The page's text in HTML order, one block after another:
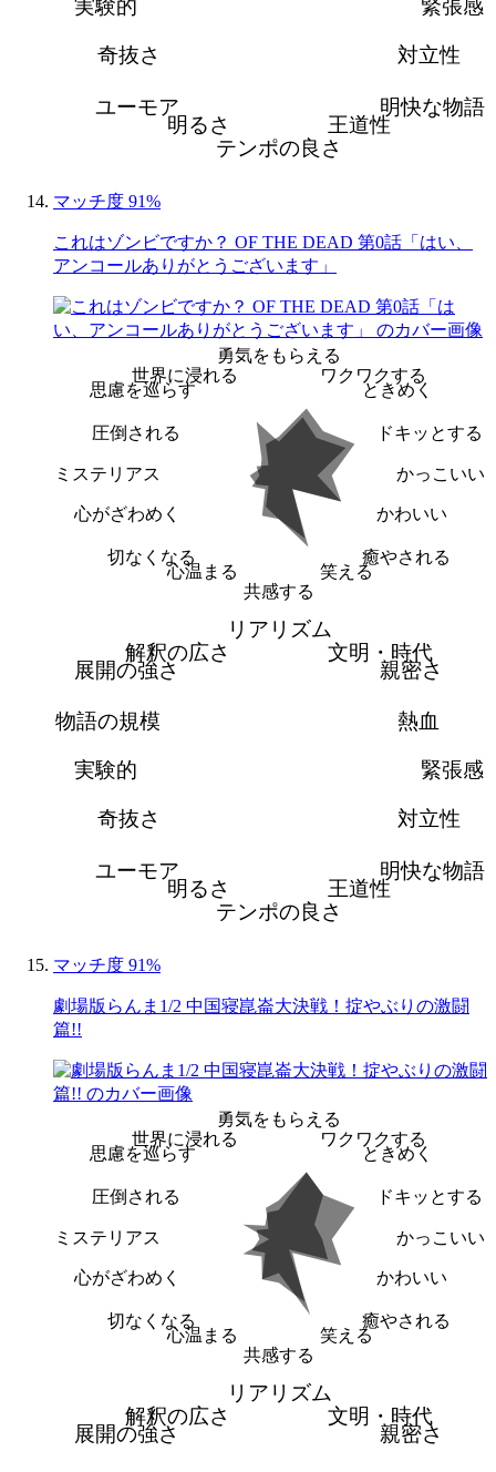
緊張感
対立性
明快な物語
王道性
テンポの良さ
明るさ
ユーモア
奇抜さ
実験的
マッチ度 91%
これはゾンビですか？ OF THE DEAD 第0話「はい、
アンコールありがとうございます」
勇気をもらえる
ワクワクする
ときめく
ドキッとする
かっこいい
かわいい
癒やされる
笑える
共感する
心温まる
切なくなる
心がざわめく
ミステリアス
圧倒される
思慮を巡らす
世界に浸れる
リアリズム
文明・時代
親密さ
熱血
緊張感
対立性
明快な物語
王道性
テンポの良さ
明るさ
ユーモア
奇抜さ
実験的
物語の規模
展開の強さ
解釈の広さ
マッチ度 91%
劇場版らんま1/2 中国寝崑崙大決戦！掟やぶりの激闘
篇!!
勇気をもらえる
ワクワクする
ときめく
ドキッとする
かっこいい
かわいい
癒やされる
笑える
共感する
心温まる
切なくなる
心がざわめく
ミステリアス
圧倒される
思慮を巡らす
世界に浸れる
リアリズム
文明・時代
親密さ
展開の強さ
解釈の広さ